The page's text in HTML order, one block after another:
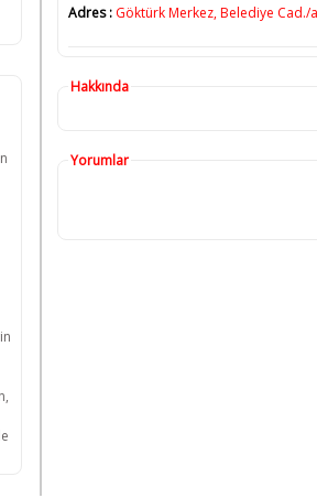
Adres : Göktürk Merkez, Belediye Cad./
Hakkında
Yorumlar